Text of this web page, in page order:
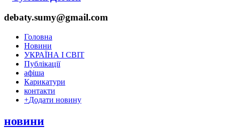
debaty.sumy@gmail.com
Головна
Новини
УКРАЇНА І СВІТ
Публікації
афіша
Карикатури
контакти
+Додати новину
новини